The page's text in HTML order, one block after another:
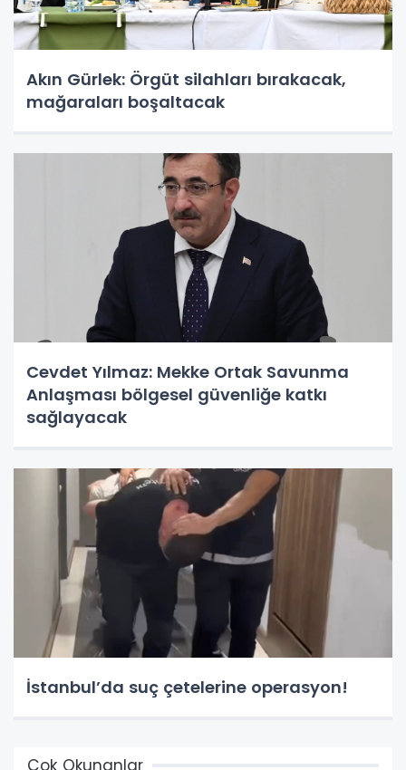
Akın Gürlek: Örgüt silahları bırakacak,
mağaraları boşaltacak
Cevdet Yılmaz: Mekke Ortak Savunma
Anlaşması bölgesel güvenliğe katkı
sağlayacak
İstanbul’da suç çetelerine operasyon!